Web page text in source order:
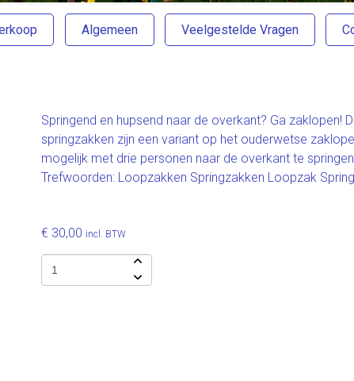
Algemeen Veelgestelde Vragen
Springend en hupsend naar de overkant? Ga zaklopen!
springzakken zijn een variant op het ouderwetse
mogelijk met drie personen naar de overkant te
Trefwoorden: Loopzakken Springzakken Loopzak
€ 30,00 incl. BTW